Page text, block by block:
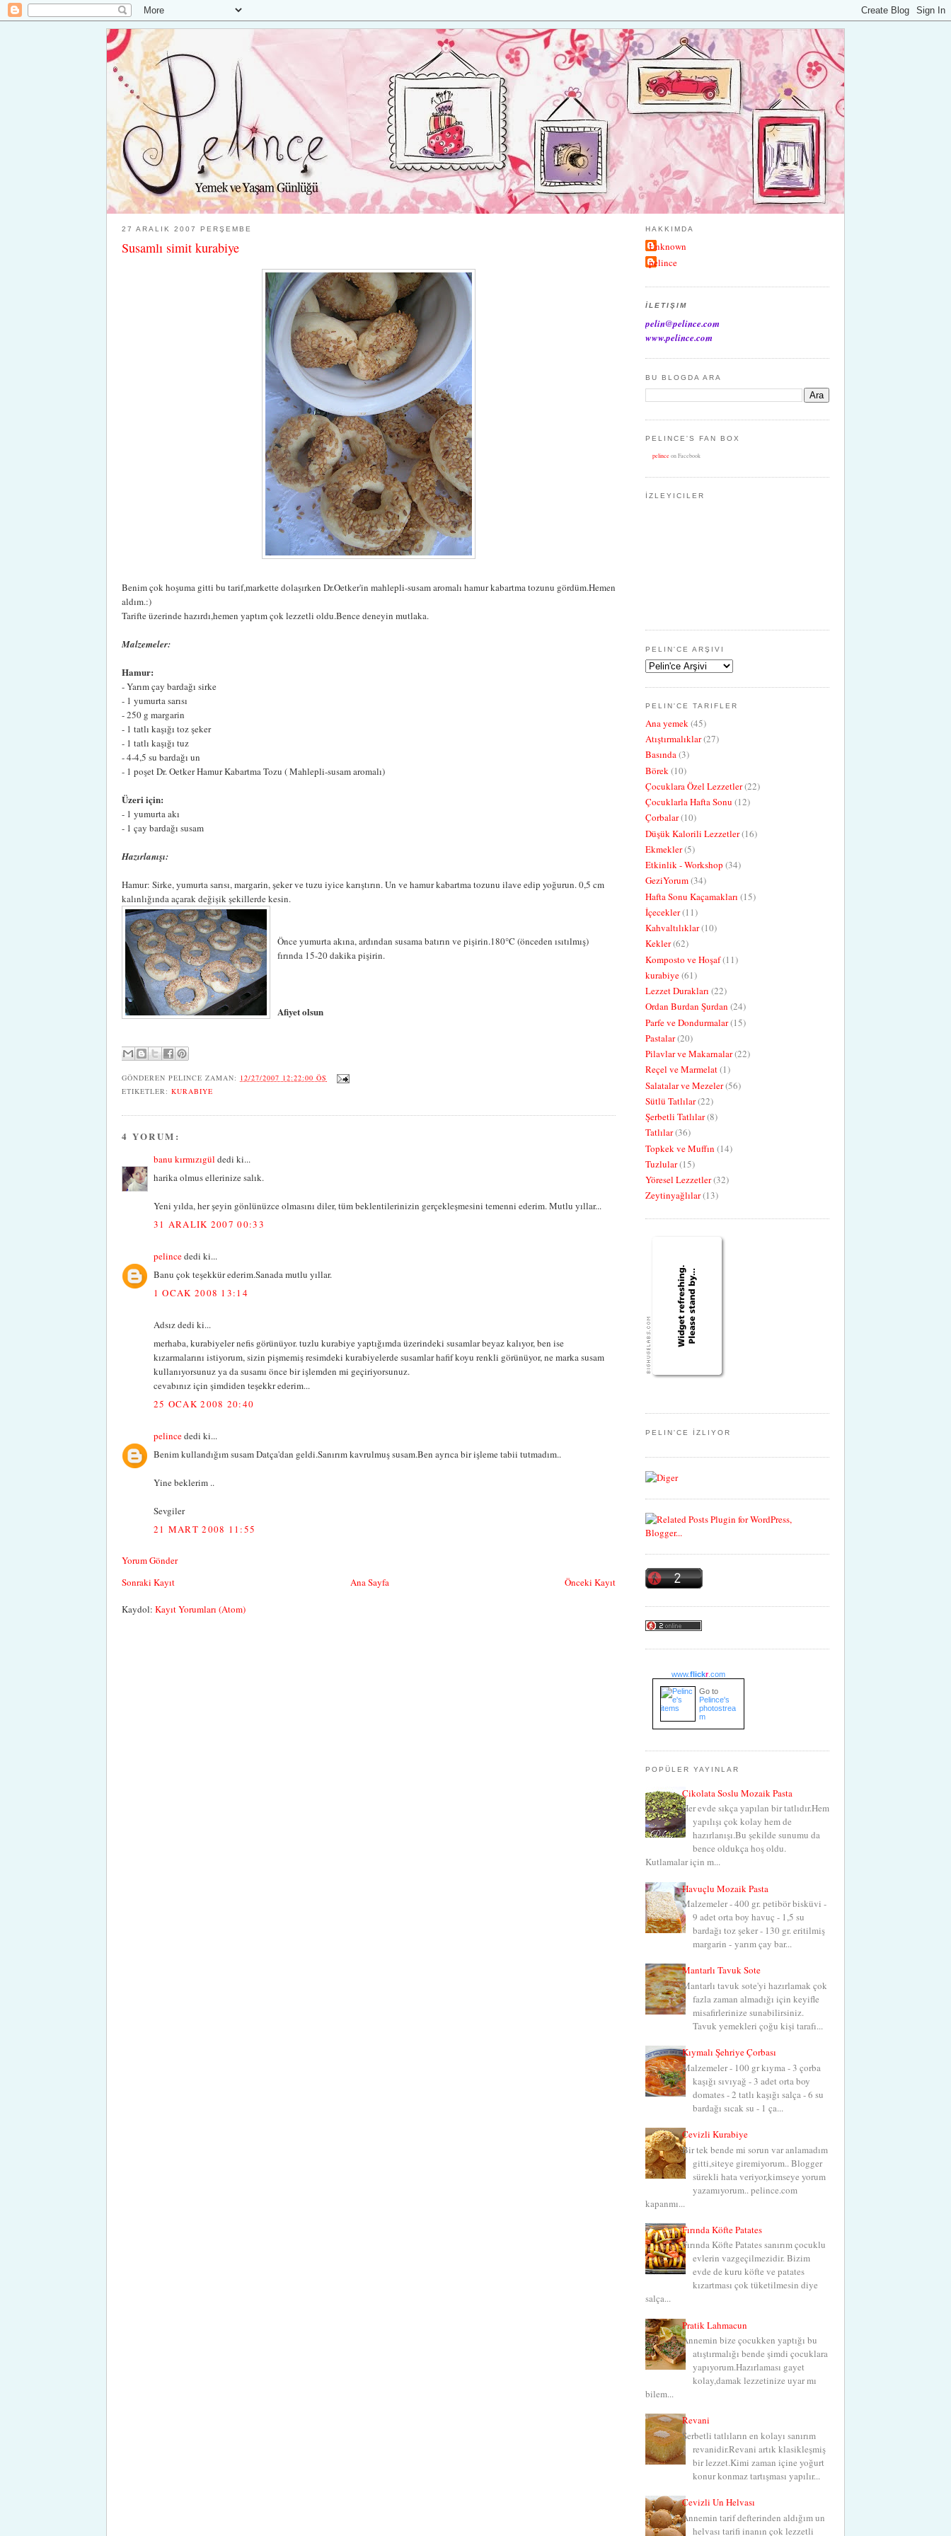
27 ARALIK 2007 PERŞEMBE
Susamlı simit kurabiye
Benim çok hoşuma gitti bu tarif,markette dolaşırken Dr.Oetker'in mahlepli-susam aromalı hamur kabartma tozunu gördüm.Hemen
aldım.:)
Tarifte üzerinde hazırdı,hemen yaptım çok lezzetli oldu.Bence deneyin mutlaka.
Malzemeler:
Hamur:
- Yarım çay bardağı sirke
- 1 yumurta sarısı
- 250 g margarin
- 1 tatlı kaşığı toz şeker
- 1 tatlı kaşığı tuz
- 4-4,5 su bardağı un
- 1 poşet Dr. Oetker Hamur Kabartma Tozu ( Mahlepli-susam aromalı)
Üzeri için:
- 1 yumurta akı
- 1 çay bardağı susam
Hazırlanışı:
Hamur: Sirke, yumurta sarısı, margarin, şeker ve tuzu iyice karıştırın. Un ve hamur kabartma tozunu ilave edip yoğurun. 0,5 cm
kalınlığında açarak değişik şekillerde kesin.
Önce yumurta akına, ardından susama batırın ve pişirin.180°C (önceden ısıtılmış)
fırında 15-20 dakika pişirin.
Afiyet olsun
GÖNDEREN PELINCE ZAMAN: 12/27/2007 12:22:00 ÖS
ETIKETLER: KURABIYE
4 YORUM:
banu kırmızıgül dedi ki...
harika olmus ellerinize salık.
Yeni yılda, her şeyin gönlünüzce olmasını diler, tüm beklentilerinizin gerçekleşmesini temenni ederim. Mutlu yıllar...
31 ARALIK 2007 00:33
pelincededi ki...
Banu çok teşekkür ederim.Sanada mutlu yıllar.
1 OCAK 2008 13:14
Adsız dedi ki...
merhaba, kurabiyeler nefis görünüyor. tuzlu kurabiye yaptığımda üzerindeki susamlar beyaz kalıyor, ben ise
kızarmalarını istiyorum, sizin pişmemiş resimdeki kurabiyelerde susamlar hafif koyu renkli görünüyor, ne marka susam
kullanıyorsunuz ya da susamı önce bir işlemden mi geçiriyorsunuz.
cevabınız için şimdiden teşekkr ederim...
25 OCAK 2008 20:40
pelincededi ki...
Benim kullandığım susam Datça'dan geldi.Sanırım kavrulmuş susam.Ben ayrıca bir işleme tabii tutmadım..
Yine beklerim ..
Sevgiler
21 MART 2008 11:55
Yorum Gönder
Sonraki Kayıt
Önceki Kayıt
Ana Sayfa
Kaydol: Kayıt Yorumları (Atom)
HAKKIMDA
Unknown
pelince
İLETIŞIM
pelin@pelince.com
www.pelince.com
BU BLOGDA ARA
PELINCE'S FAN BOX
pelince on Facebook
İZLEYICILER
PELIN'CE ARŞIVI
PELIN'CE TARIFLER
Ana yemek(45)
Atıştırmalıklar(27)
Basında(3)
Börek(10)
Çocuklara Özel Lezzetler(22)
Çocuklarla Hafta Sonu (12)
Çorbalar(10)
Düşük Kalorili Lezzetler(16)
Ekmekler(5)
Etkinlik - Workshop (34)
GeziYorum(34)
Hafta Sonu Kaçamakları (15)
İçecekler(11)
Kahvaltılıklar(10)
Kekler(62)
Komposto ve Hoşaf(11)
kurabiye(61)
Lezzet Durakları (22)
Ordan Burdan Şurdan (24)
Parfe ve Dondurmalar(15)
Pastalar(20)
Pilavlar ve Makarnalar(22)
Reçel ve Marmelat(1)
Salatalar ve Mezeler(56)
Sütlü Tatlılar(22)
Şerbetli Tatlılar(8)
Tatlılar(36)
Topkek ve Muffın (14)
Tuzlular(15)
Yöresel Lezzetler(32)
Zeytinyağlılar(13)
PELIN'CE İZLIYOR
www.flickr.com
Go to
Pelince's
photostrea
m
POPÜLER YAYINLAR
Çikolata Soslu Mozaik Pasta
Her evde sıkça yapılan bir tatlıdır.Hem
yapılışı çok kolay hem de
hazırlanışı.Bu şekilde sunumu da
bence oldukça hoş oldu.
Kutlamalar için m...
Havuçlu Mozaik Pasta
Malzemeler - 400 gr. petibör bisküvi -
9 adet orta boy havuç - 1,5 su
bardağı toz şeker - 130 gr. eritilmiş
margarin - yarım çay bar...
Mantarlı Tavuk Sote
Mantarlı tavuk sote'yi hazırlamak çok
fazla zaman almadığı için keyifle
misafirlerinize sunabilirsiniz.
Tavuk yemekleri çoğu kişi tarafı...
Kıymalı Şehriye Çorbası
Malzemeler - 100 gr kıyma - 3 çorba
kaşığı sıvıyağ - 3 adet orta boy
domates - 2 tatlı kaşığı salça - 6 su
bardağı sıcak su - 1 ça...
Cevizli Kurabiye
Bir tek bende mi sorun var anlamadım
gitti,siteye giremiyorum.. Blogger
sürekli hata veriyor,kimseye yorum
yazamıyorum.. pelince.com
kapanmı...
Fırında Köfte Patates
Fırında Köfte Patates sanırım çocuklu
evlerin vazgeçilmezidir. Bizim
evde de kuru köfte ve patates
kızartması çok tüketilmesin diye
salça...
Pratik Lahmacun
Annemin bize çocukken yaptığı bu
atıştırmalığı bende şimdi çocuklara
yapıyorum.Hazırlaması gayet
kolay,damak lezzetinize uyar mı
bilem...
Revani
Şerbetli tatlıların en kolayı sanırım
revanidir.Revani artık klasikleşmiş
bir lezzet.Kimi zaman içine yoğurt
konur konmaz tartışması yapılır...
Cevizli Un Helvası
Annemin tarif defterinden aldığım un
helvası tarifi inanın çok lezzetli